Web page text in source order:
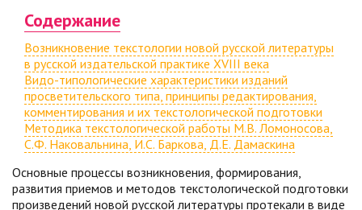
Содержание
Возникновение текстологии новой русской литературы
в русской издательской практике XVIII века
Видо-типологические характеристики изданий
просветительского типа, принципы редактирования,
комментирования и их текстологической подготовки
Методика текстологической работы М.В. Ломоносова,
С.Ф. Наковальнина, И.С. Баркова, Д.Е. Дамаскина
Основные процессы возникновения, формирования,
развития приемов и методов текстологической подготовки
произведений новой русской литературы протекали в виде